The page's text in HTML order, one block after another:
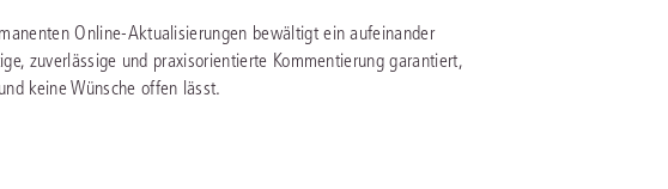
Online-Aktualisierungen bewältigt ein aufeinander
zuverlässige und praxisorientierte Kommentierung garantiert,
keine Wünsche offen lässt.